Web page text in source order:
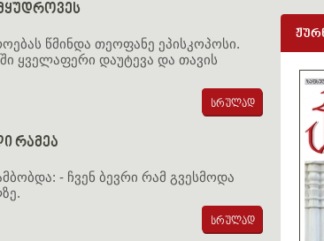
წმინდა თეოფანე ეპისკოპოსი.
ყველაფერი დაუტევა და თავის
რამეა
- ჩვენ ბევრი რამ გვესმოდა